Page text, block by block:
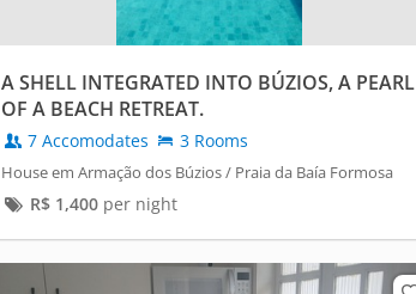
A SHELL INTEGRATED INTO BÚZIOS, A PEARL
OF A BEACH RETREAT.
7 Accomodates 3 Rooms
House em Armação dos Búzios / Praia da Baía Formosa
R$ 1,400per night